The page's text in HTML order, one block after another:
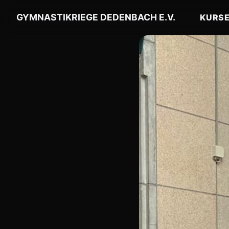
GYMNASTIKRIEGE DEDENBACH E.V. KURSE